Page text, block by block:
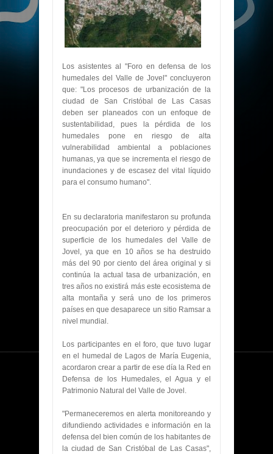
Los asistentes al "Foro en defensa de los
humedales del Valle de Jovel" concluyeron
que: "Los procesos de urbanización de la
ciudad de San Cristóbal de Las Casas
deben ser planeados con un enfoque de
sustentabilidad, pues la pérdida de los
humedales pone en riesgo de alta
vulnerabilidad ambiental a poblaciones
humanas, ya que se incrementa el riesgo de
inundaciones y de escasez del vital líquido
para el consumo humano".
En su declaratoria manifestaron su profunda
preocupación por el deterioro y pérdida de
superficie de los humedales del Valle de
Jovel, ya que en 10 años se ha destruido
más del 90 por ciento del área original y si
continúa la actual tasa de urbanización, en
tres años no existirá más este ecosistema de
alta montaña y será uno de los primeros
países en que desaparece un sitio Ramsar a
nivel mundial.
Los participantes en el foro, que tuvo lugar
en el humedal de Lagos de María Eugenia,
acordaron crear a partir de ese día la Red en
Defensa de los Humedales, el Agua y el
Patrimonio Natural del Valle de Jovel.
"Permaneceremos en alerta monitoreando y
difundiendo actividades e información en la
defensa del bien común de los habitantes de
la ciudad de San Cristóbal de Las Casas",